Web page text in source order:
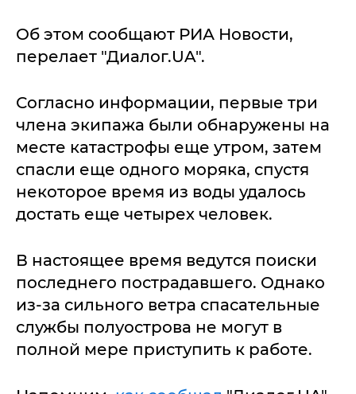
Об этом сообщают РИА Новости,
перелает "Диалог.UA".
Согласно информации, первые три
члена экипажа были обнаружены на
месте катастрофы еще утром, затем
спасли еще одного моряка, спустя
некоторое время из воды удалось
достать еще четырех человек.
В настоящее время ведутся поиски
последнего пострадавшего. Однако
из-за сильного ветра спасательные
службы полуострова не могут в
полной мере приступить к работе.